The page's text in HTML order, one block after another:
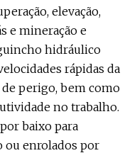
elevação,
e mineração e
hidráulico
rápidas da
perigo, bem como
no trabalho.
baixo para
ou enrolados por